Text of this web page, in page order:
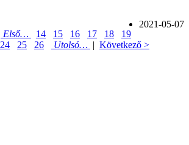
2021-05-07
Első… 14 15 16 17 18
19
24 25 26 Utolsó… | Következő >